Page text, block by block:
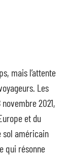
mais l’attente
Les
2021,
et du
sol américain
qui résonne